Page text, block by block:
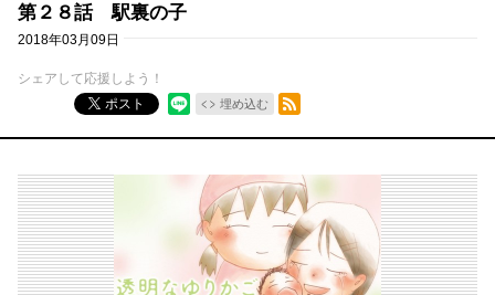
第２８話 駅裏の子
2018年03月09日
シェアして応援しよう！
ポスト
埋め込む
RSSフィード